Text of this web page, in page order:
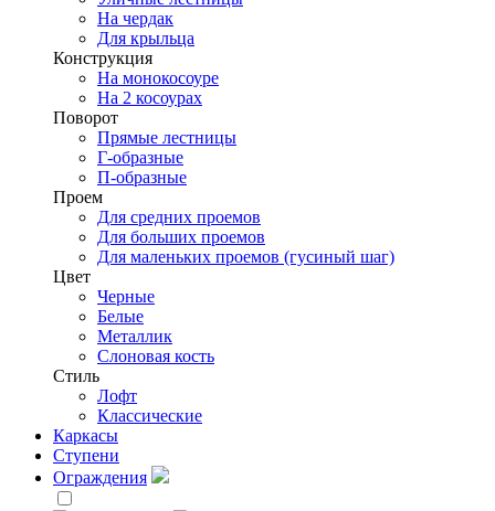
На чердак
Для крыльца
Конструкция
На монокосоуре
На 2 косоурах
Поворот
Прямые лестницы
Г-образные
П-образные
Проем
Для средних проемов
Для больших проемов
Для маленьких проемов (гусиный шаг)
Цвет
Черные
Белые
Металлик
Слоновая кость
Стиль
Лофт
Классические
Каркасы
Ступени
Ограждения